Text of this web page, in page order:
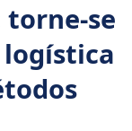
torne-se